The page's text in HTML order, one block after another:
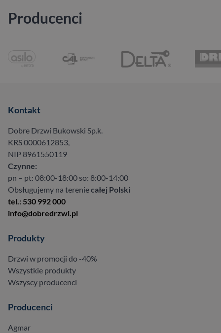
Producenci
Kontakt
Dobre Drzwi Bukowski Sp.k.
KRS 0000612853,
NIP 8961550119
Czynne:
pn – pt: 08:00-18:00 so: 8:00-14:00
Obsługujemy na tereniecałej Polski
tel.: 530 992 000
info@dobredrzwi.pl
Produkty
Drzwi w promocji do -40%
Wszystkie produkty
Wszyscy producenci
Producenci
Agmar